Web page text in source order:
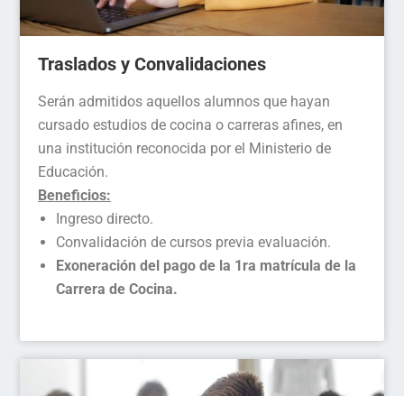
Traslados y Convalidaciones
Serán admitidos aquellos alumnos que hayan
cursado estudios de cocina o carreras afines, en
una institución reconocida por el Ministerio de
Educación.
Beneficios:
Ingreso directo.
Convalidación de cursos previa evaluación.
Exoneración del pago de la 1ra matrícula de la
Carrera de Cocina.